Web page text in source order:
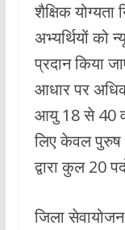
शैक्षिक योग्यता
अभ्यर्थियों को
प्रदान किया
आधार पर
आयु 18 से 40
लिए केवल पुरुष
द्वारा कुल 20
जिला